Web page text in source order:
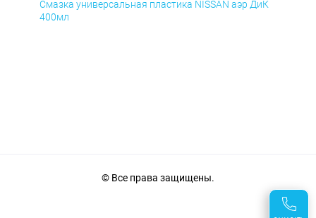
Смазка универсальная пластика NISSAN аэр ДиК
400мл
© Все права защищены.